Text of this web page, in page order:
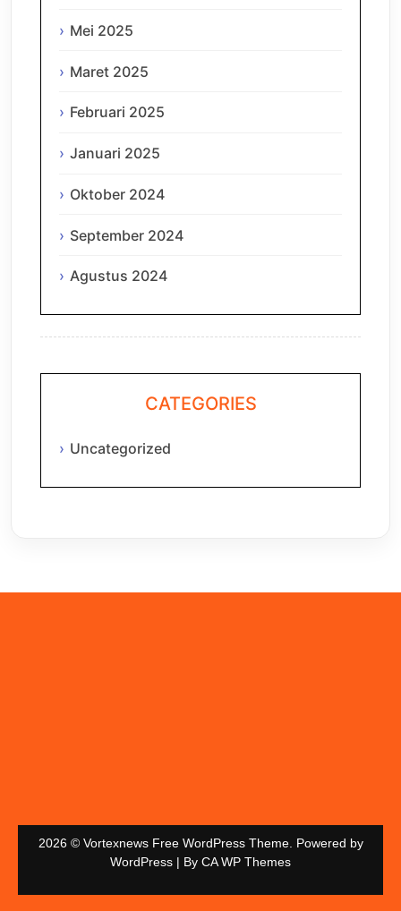
Mei 2025
Maret 2025
Februari 2025
Januari 2025
Oktober 2024
September 2024
Agustus 2024
CATEGORIES
Uncategorized
2026 © Vortexnews Free WordPress Theme. Powered by
WordPress | By CA WP Themes